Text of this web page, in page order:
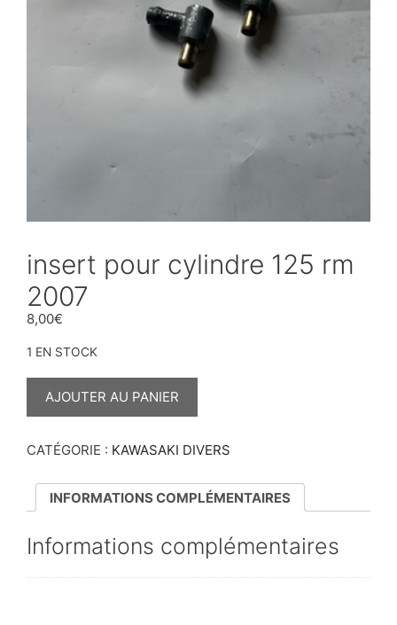
insert pour cylindre 125 rm
2007
8,00€
1 EN STOCK
QUANTITÉ
125
AJOUTER AU PANIER
CATÉGORIE : KAWASAKI DIVERS
INFORMATIONS COMPLÉMENTAIRES
Informations complémentaires